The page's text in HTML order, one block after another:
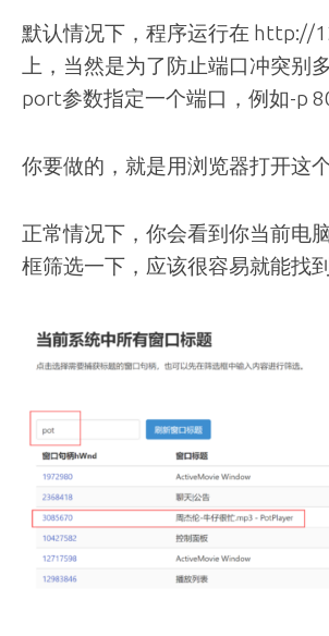
默认情况下，程序运行在 http://
上，当然是为了防止端口冲突别
port参数指定一个端口，例如-p
你要做的，就是用浏览器打开这个
正常情况下，你会看到你当前电
框筛选一下，应该很容易就能找